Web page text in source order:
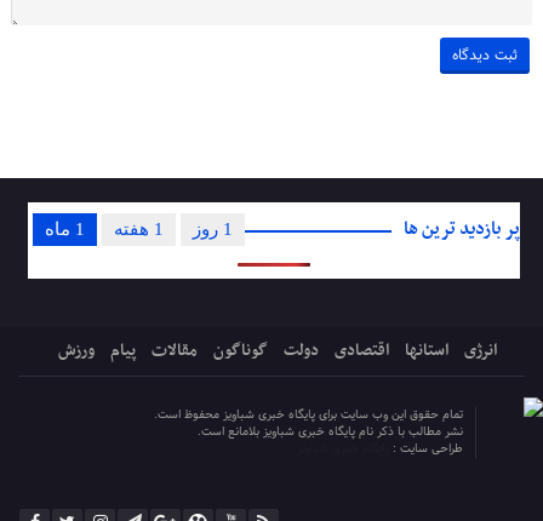
پر بازدید ترین ها 1 ماه 1 هفته 1 روز
انرژی استانها اقتصادی دولت گوناگون مقالات پیام ورزش
تمام حقوق این وب سایت برای پایگاه خبری شباویز محفوظ است.
نشر مطالب با ذکر نام پایگاه خبری شباویز بلامانع است.
طراحی سایت :